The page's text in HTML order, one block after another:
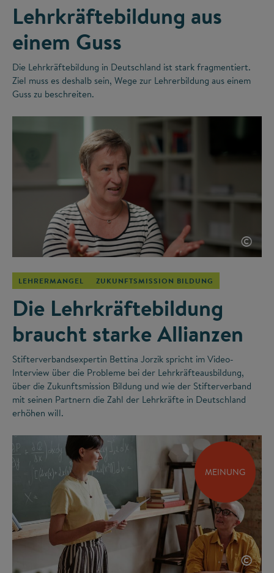
Lehrkräftebildung aus
einem Guss
Die Lehrkräftebildung in Deutschland ist stark fragmentiert.
Ziel muss es deshalb sein, Wege zur Lehrerbildung aus einem
Guss zu beschreiten.
©
LEHRERMANGEL ZUKUNFTSMISSION BILDUNG
Die Lehrkräftebildung
braucht starke Allianzen
Stifterverbandsexpertin Bettina Jorzik spricht im Video-
Interview über die Probleme bei der Lehrkräfteausbildung,
über die Zukunftsmission Bildung und wie der Stifterverband
mit seinen Partnern die Zahl der Lehrkräfte in Deutschland
erhöhen will.
MEINUNG
©